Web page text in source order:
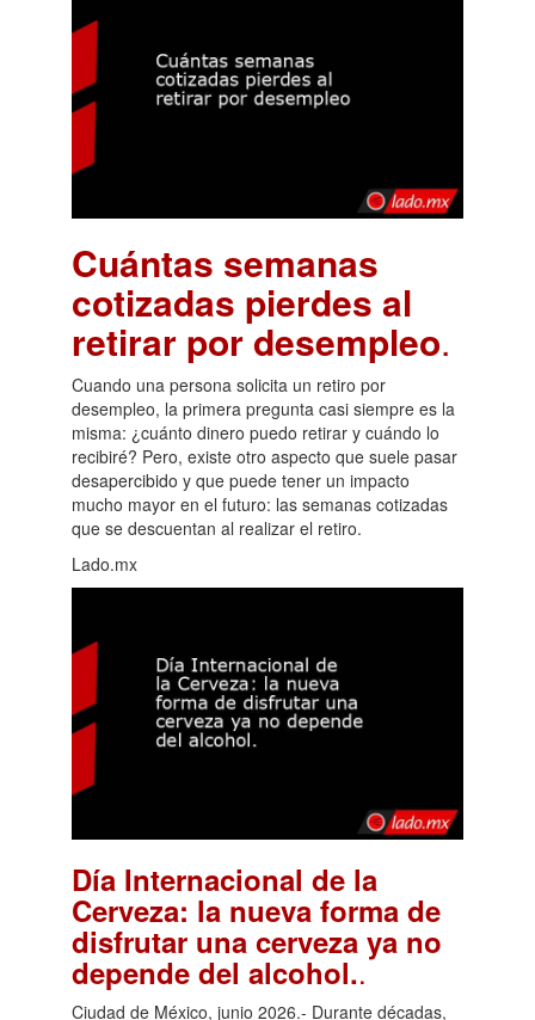
Cuántas semanas
cotizadas pierdes al
retirar por desempleo.
Cuando una persona solicita un retiro por
desempleo, la primera pregunta casi siempre es la
misma: ¿cuánto dinero puedo retirar y cuándo lo
recibiré? Pero, existe otro aspecto que suele pasar
desapercibido y que puede tener un impacto
mucho mayor en el futuro: las semanas cotizadas
que se descuentan al realizar el retiro.
Lado.mx
Día Internacional de la
Cerveza: la nueva forma de
disfrutar una cerveza ya no
depende del alcohol..
Ciudad de México, junio 2026.- Durante décadas,